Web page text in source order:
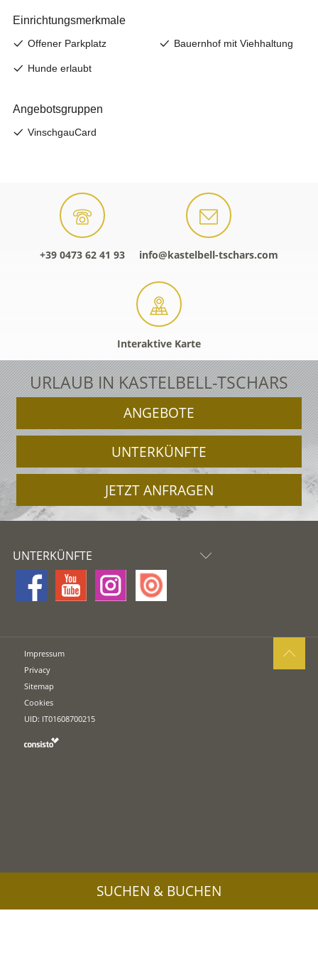
+39 0473 62 41 93 info@kastelbell-tschars.com
Interaktive Karte
URLAUB IN KASTELBELL-TSCHARS
ANGEBOTE
UNTERKÜNFTE
JETZT ANFRAGEN
UNTERKÜNFTE
Impressum
Privacy
Sitemap
Cookies
UID: IT01608700215
SUCHEN & BUCHEN